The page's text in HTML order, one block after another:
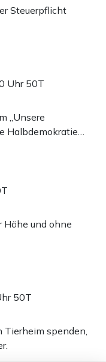
Steuerpflicht
Uhr 50T
„Unsere
Halbdemokratie…
Höhe und ohne
50T
Tierheim spenden,